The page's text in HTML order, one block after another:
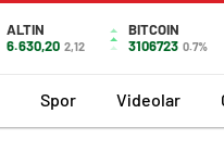
ALTIN
6.630,20 2,12
BITCOIN
3106723 0.7%
Spor Videolar